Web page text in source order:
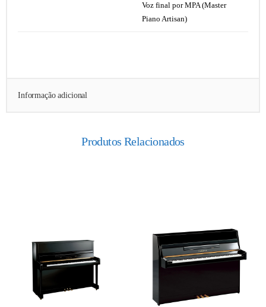
Voz final por MPA (Master
Piano Artisan)
Informação adicional
Produtos Relacionados